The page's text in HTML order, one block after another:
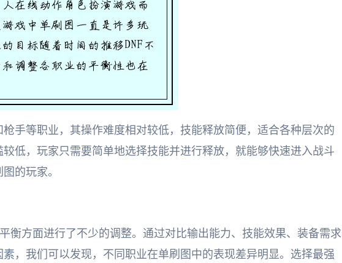
手等职业，其操作难度相对较低，技能释放简便，适合各种层次的
低，玩家只需要简单地选择技能并进行释放，就能够快速进入战斗
的玩家。
衡方面进行了不少的调整。通过对比输出能力、技能效果、装备需求
，我们可以发现，不同职业在单刷图中的表现差异明显。选择最强